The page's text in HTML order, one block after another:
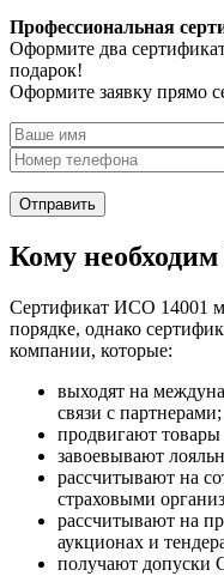
Профессиональная
Оформите два
подарок!
Оформите заявку прямо
Кому
Сертификат ИСО 14001
порядке, однако
компании, которые:
выходят на
связи с партнерами;
продвигают
завоевывают
рассчитывают на
страховыми
рассчитывают на
аукционах и
получают допуски